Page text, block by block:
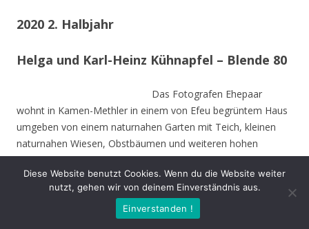
2020 2. Halbjahr
Helga und Karl-Heinz Kühnapfel – Blende 80
Das Fotografen Ehepaar
wohnt in Kamen-Methler in einem von Efeu begrüntem Haus
umgeben von einem naturnahen Garten mit Teich, kleinen
naturnahen Wiesen, Obstbäumen und weiteren hohen
Bäumen. Die Stämme der von Stürmen gefällten Bäume sind
zu Teilen im Garten integriert und dienen vielen Insekten und
Vögeln als Nahrungs-und Brutstätte.
Diese Website benutzt Cookies. Wenn du die Website weiter
nutzt, gehen wir von deinem Einverständnis aus.
Einverstanden !